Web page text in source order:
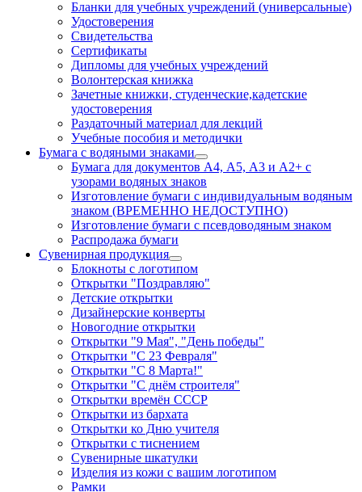
Бланки для учебных учреждений (универсальные)
Удостоверения
Свидетельства
Сертификаты
Дипломы для учебных учреждений
Волонтерская книжка
Зачетные книжки, студенческие,кадетские
удостоверения
Раздаточный материал для лекций
Учебные пособия и методички
Бумага с водяными знаками
Бумага для документов А4, А5, А3 и А2+ с
узорами водяных знаков
Изготовление бумаги с индивидуальным водяным
знаком (ВРЕМЕННО НЕДОСТУПНО)
Изготовление бумаги с псевдоводяным знаком
Распродажа бумаги
Сувенирная продукция
Блокноты с логотипом
Открытки "Поздравляю"
Детские открытки
Дизайнерские конверты
Новогодние открытки
Открытки "9 Мая", "День победы"
Открытки "С 23 Февраля"
Открытки "С 8 Марта!"
Открытки "С днём строителя"
Открытки времён СССР
Открытки из бархата
Открытки ко Дню учителя
Открытки с тиснением
Сувенирные шкатулки
Изделия из кожи с вашим логотипом
Рамки